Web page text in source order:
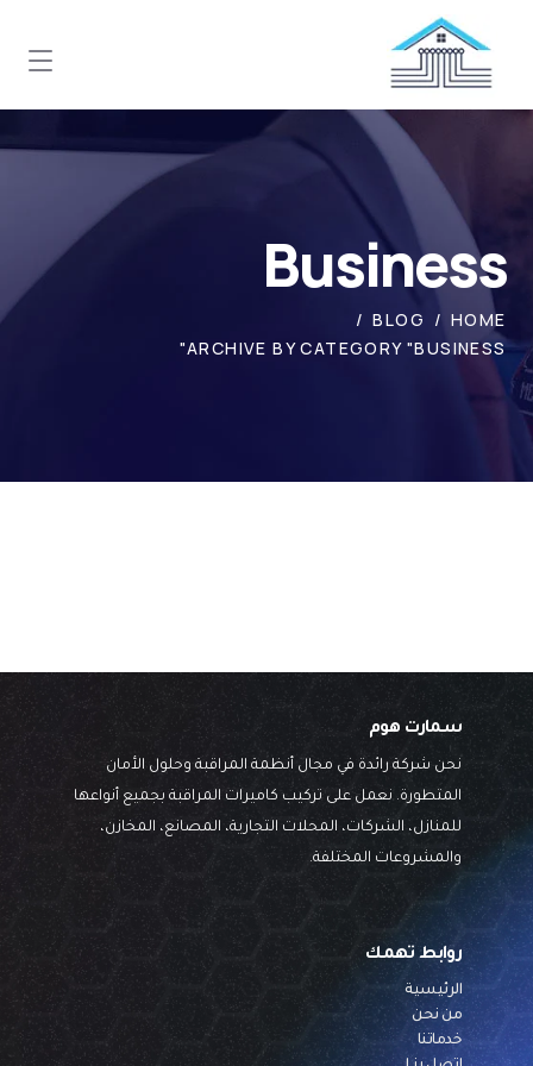
Business
HOME
BLOG
ARCHIVE BY CATEGORY "BUSINESS"
سمارت هوم
نحن شركة رائدة في مجال أنظمة المراقبة وحلول الأمان
المتطورة. نعمل على تركيب كاميرات المراقبة بجميع أنواعها
للمنازل، الشركات، المحلات التجارية، المصانع، المخازن،
والمشروعات المختلفة.
روابط تهمك
الرئيسية
من نحن
خدماتنا